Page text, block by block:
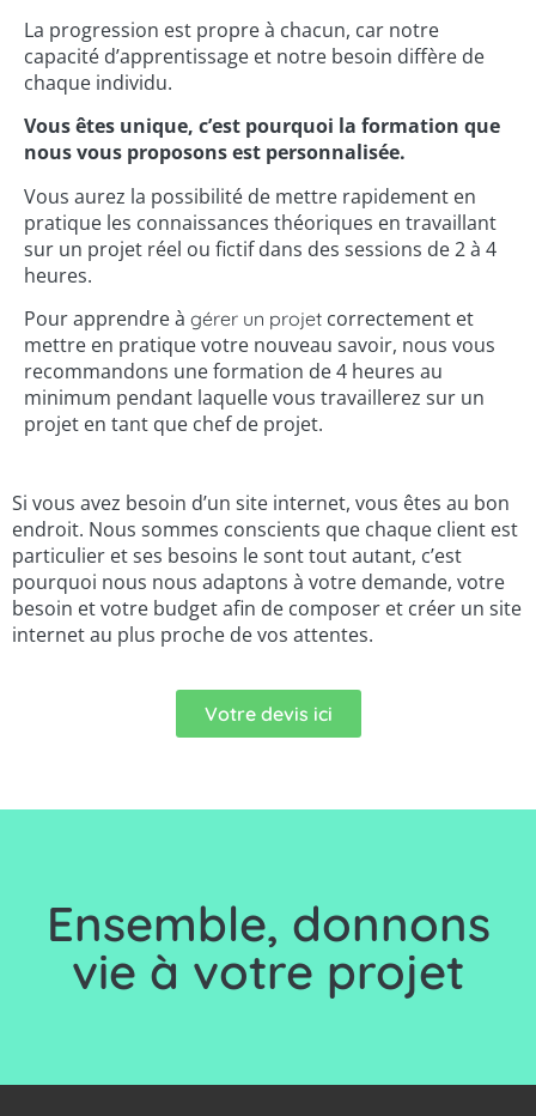
Si vous avez besoin d’un site internet, vous êtes au bon
endroit. Nous sommes conscients que chaque client est
particulier et ses besoins le sont tout autant, c’est
pourquoi nous nous adaptons à votre demande, votre
besoin et votre budget afin de composer et créer un site
internet au plus proche de vos attentes.
Votre devis ici
La progression est propre à chacun, car notre
capacité d’apprentissage et notre besoin diffère de
chaque individu.
Vous êtes unique, c’est pourquoi la formation que
nous vous proposons est personnalisée.
Vous aurez la possibilité de mettre rapidement en
pratique les connaissances théoriques en travaillant
sur un projet réel ou fictif dans des sessions de 2 à 4
heures.
Pour apprendre à gérer un projet correctement et
mettre en pratique votre nouveau savoir, nous vous
recommandons une formation de 4 heures au
minimum pendant laquelle vous travaillerez sur un
projet en tant que chef de projet.
Ensemble, donnons
vie à votre projet